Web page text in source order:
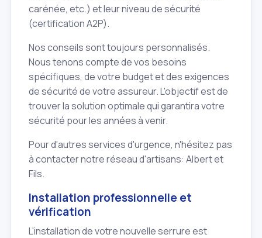
carénée, etc.) et leur niveau de sécurité
(certification A2P).
Nos conseils sont toujours personnalisés.
Nous tenons compte de vos besoins
spécifiques, de votre budget et des exigences
de sécurité de votre assureur. L'objectif est de
trouver la solution optimale qui garantira votre
sécurité pour les années à venir.
Pour d'autres services d'urgence, n'hésitez pas
à contacter notre réseau d'artisans: Albert et
Fils.
Installation professionnelle et
vérification
L'installation de votre nouvelle serrure est